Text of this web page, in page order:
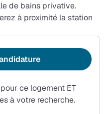
de bains privative.
à proximité la station
ce logement ET
à votre recherche.